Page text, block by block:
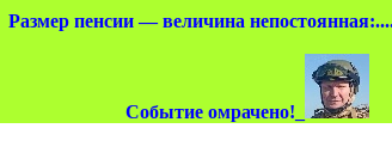
Размер пенсии — величина
Событие омрачено!_